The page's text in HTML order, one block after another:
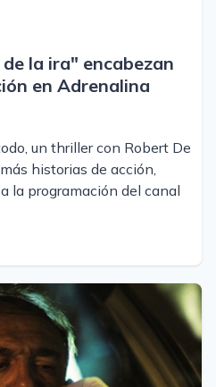
la ira" encabezan
en Adrenalina
un thriller con Robert De
historias de acción,
la programación del canal